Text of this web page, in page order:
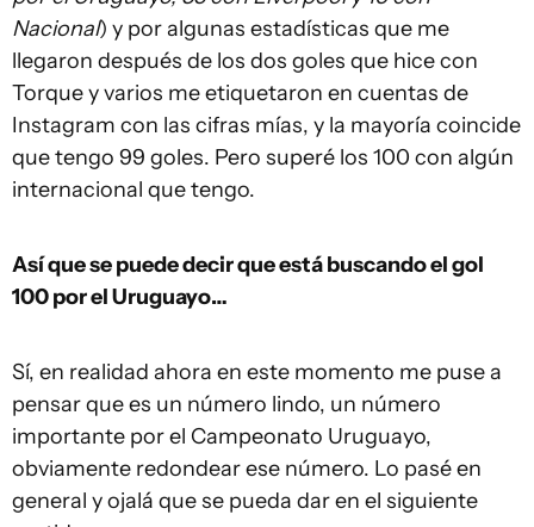
Nacional) y por algunas estadísticas que me
llegaron después de los dos goles que hice con
Torque y varios me etiquetaron en cuentas de
Instagram con las cifras mías, y la mayoría coincide
que tengo 99 goles. Pero superé los 100 con algún
internacional que tengo.
Así que se puede decir que está buscando el gol
100 por el Uruguayo…
Sí, en realidad ahora en este momento me puse a
pensar que es un número lindo, un número
importante por el Campeonato Uruguayo,
obviamente redondear ese número. Lo pasé en
general y ojalá que se pueda dar en el siguiente